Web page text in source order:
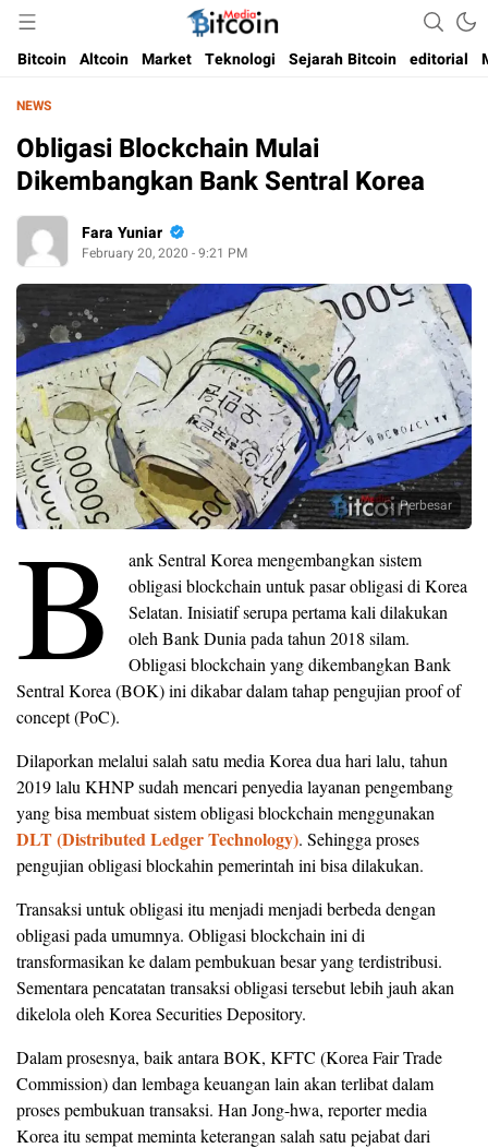
Bitcoin Media Indonesia
Media Bitcoin dan Cryptocurrency, dan Blockchain di Indonesia
Bitcoin Altcoin Market Teknologi Sejarah Bitcoin editorial
NEWS
Obligasi Blockchain Mulai
Dikembangkan Bank Sentral Korea
Fara Yuniar
February 20, 2020 - 9:21 PM
Perbesar
B
ank Sentral Korea mengembangkan sistem
obligasi blockchain untuk pasar obligasi di Korea
Selatan. Inisiatif serupa pertama kali dilakukan
oleh Bank Dunia pada tahun 2018 silam.
Obligasi blockchain yang dikembangkan Bank
Sentral Korea (BOK) ini dikabar dalam tahap pengujian proof of
concept (PoC).
Dilaporkan melalui salah satu media Korea dua hari lalu, tahun
2019 lalu KHNP sudah mencari penyedia layanan pengembang
yang bisa membuat sistem obligasi blockchain menggunakan
DLT (Distributed Ledger Technology). Sehingga proses
pengujian obligasi blockahin pemerintah ini bisa dilakukan.
Transaksi untuk obligasi itu menjadi menjadi berbeda dengan
obligasi pada umumnya. Obligasi blockchain ini di
transformasikan ke dalam pembukuan besar yang terdistribusi.
Sementara pencatatan transaksi obligasi tersebut lebih jauh akan
dikelola oleh Korea Securities Depository.
Dalam prosesnya, baik antara BOK, KFTC (Korea Fair Trade
Commission) dan lembaga keuangan lain akan terlibat dalam
proses pembukuan transaksi. Han Jong-hwa, reporter media
Korea itu sempat meminta keterangan salah satu pejabat dari